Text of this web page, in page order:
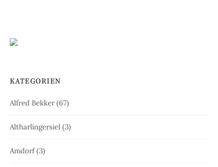
KATEGORIEN
Alfred Bekker(67)
Altharlingersiel (3)
Amdorf(3)